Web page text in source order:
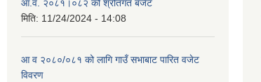
आ.व. २०८१।०८२ को श्रोतगत बजेट
मिति: 11/24/2024 - 14:08
आ व २०८०/०८१ को लागि गाउँ सभाबाट पारित वजेट
विवरण